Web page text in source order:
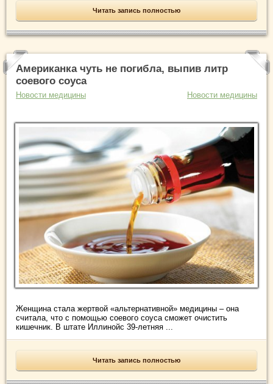
Читать запись полностью
Американка чуть не погибла, выпив литр
соевого соуса
Новости медицины Новости медицины
Женщина стала жертвой «альтернативной» медицины – она
считала, что с помощью соевого соуса сможет очистить
кишечник. В штате Иллинойс 39-летняя ...
Читать запись полностью